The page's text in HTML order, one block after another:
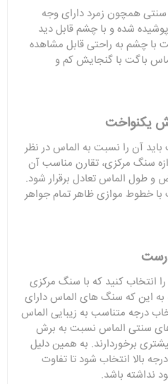
سنتی همچون زمرد دارای وجه
شده و با چشم قابل دید
چشم به راحتی قابل مشاهده
باگت با گنجایش کم و
یکنواخت
آن را نسبت به الماس در نظر
سنگ مرکزی، تقارن مناسب آن
و طول الماس تعادل برقرار شود.
خطوط موازی ظاهر تمام جواهر
انتخاب کنید که با سنگ مرکزی
این که سنگ های الماس دارای
درجه متناسب به زیبایی الماس
سنتی الماس نسبت به برش
برخوردارند. به همین دلیل
بالا انتخاب شود تا تفاوت
نداشته باشد.